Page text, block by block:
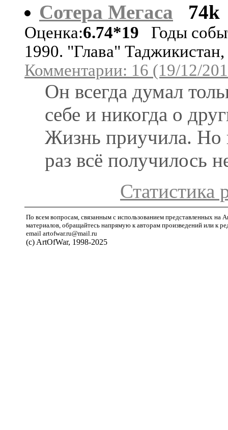
Сотера Мегаса
74k
Оценка:6.74*19 Годы
1990. "Глава"
Комментарии: 16 (19/12/
Он всегда думал
себе и никогда о
Жизнь приучила. Но
раз всё получилось
Статистика
По всем вопросам, связанным с использованием представленных на
материалов, обращайтесь напрямую к авторам произведений или к
email artofwar.ru@mail.ru
(с) ArtOfWar, 1998-2025